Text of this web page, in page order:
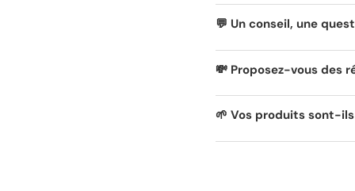
💬 Un conseil, une
💸 Proposez-vous des
🌱 Vos produits sont-